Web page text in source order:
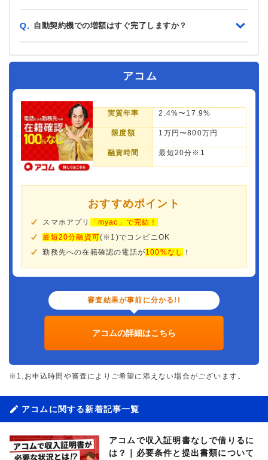
Q. 自動契約機での増額はすぐ完了しますか？
アコム
実質年率 2.4%〜17.9%
限度額 1万円〜800万円
融資時間 最短20分※1
おすすめポイント
スマホアプリ
「myac」で完結！
最短20分融資可(※1)でコンビニOK
勤務先への在籍確認の電話が100%なし ！
審査結果が事前に分かる!!
アコムの詳細はこちら
※1.お申込時間や審査によりご希望に添えない場合がございます。
アコムに関する新着記事一覧
アコムで収入証明書なしで借りるに
は？｜必要条件と提出書類について